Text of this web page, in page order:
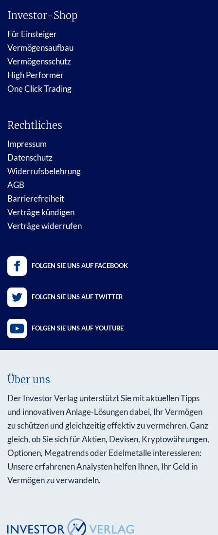
Investor-Shop
Für Einsteiger
Vermögensaufbau
Vermögensschutz
High Performer
One Click Trading
Rechtliches
Impressum
Datenschutz
Widerrufsbelehrung
AGB
Barrierefreiheit
Verträge kündigen
Verträge widerrufen
FOLGEN SIE UNS AUF FACEBOOK
FOLGEN SIE UNS AUF TWITTER
FOLGEN SIE UNS AUF YOUTUBE
Über uns
Der Investor Verlag unterstützt Sie mit aktuellen Tipps
und innovativen Anlage-Lösungen dabei, Ihr Vermögen
zu schützen und gleichzeitig effektiv zu vermehren. Ganz
gleich, ob Sie sich für Aktien, Devisen, Kryptowährungen,
Optionen, Megatrends oder Edelmetalle interessieren:
Unsere erfahrenen Analysten helfen Ihnen, Ihr Geld in
Vermögen zu verwandeln.